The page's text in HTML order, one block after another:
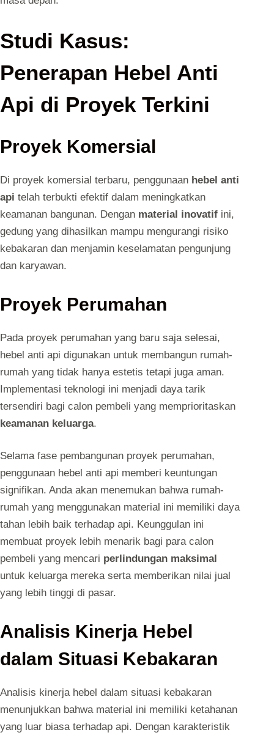
Studi Kasus:
Penerapan Hebel Anti
Api di Proyek Terkini
Proyek Komersial
Di proyek komersial terbaru, penggunaan hebel anti
api telah terbukti efektif dalam meningkatkan
keamanan bangunan. Dengan material inovatif ini,
gedung yang dihasilkan mampu mengurangi risiko
kebakaran dan menjamin keselamatan pengunjung
dan karyawan.
Proyek Perumahan
Pada proyek perumahan yang baru saja selesai,
hebel anti api digunakan untuk membangun rumah-
rumah yang tidak hanya estetis tetapi juga aman.
Implementasi teknologi ini menjadi daya tarik
tersendiri bagi calon pembeli yang memprioritaskan
keamanan keluarga.
Selama fase pembangunan proyek perumahan,
penggunaan hebel anti api memberi keuntungan
signifikan. Anda akan menemukan bahwa rumah-
rumah yang menggunakan material ini memiliki daya
tahan lebih baik terhadap api. Keunggulan ini
membuat proyek lebih menarik bagi para calon
pembeli yang mencari perlindungan maksimal
untuk keluarga mereka serta memberikan nilai jual
yang lebih tinggi di pasar.
Analisis Kinerja Hebel
dalam Situasi Kebakaran
Analisis kinerja hebel dalam situasi kebakaran
menunjukkan bahwa material ini memiliki ketahanan
yang luar biasa terhadap api. Dengan karakteristik